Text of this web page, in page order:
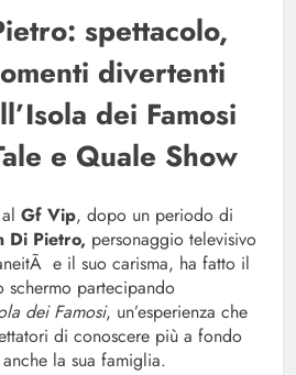
spettacolo,
divertenti
dei Famosi
e Quale Show
Gf Vip, dopo un periodo di
Di Pietro, personaggio televisivo
e il suo carisma, ha fatto il
partecipando
dei Famosi, un’esperienza che
di conoscere più a fondo
la sua famiglia.